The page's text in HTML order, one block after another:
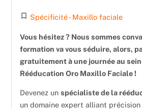
turned_in_not Spécificité - Maxillo faciale
Vous hésitez ? Nous sommes
formation va vous séduire, alors,
gratuitement à une journée au
Rééducation Oro Maxillo Faciale !
Devenez unspécialiste de la
un domaine expert alliant